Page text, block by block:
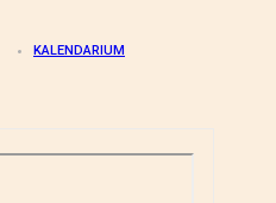
KALENDARIUM